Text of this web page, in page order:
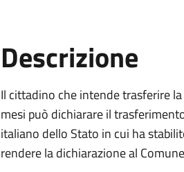
Descrizione
Il cittadino che intende trasferire
mesi può dichiarare il
italiano dello Stato in cui ha
rendere la dichiarazione al